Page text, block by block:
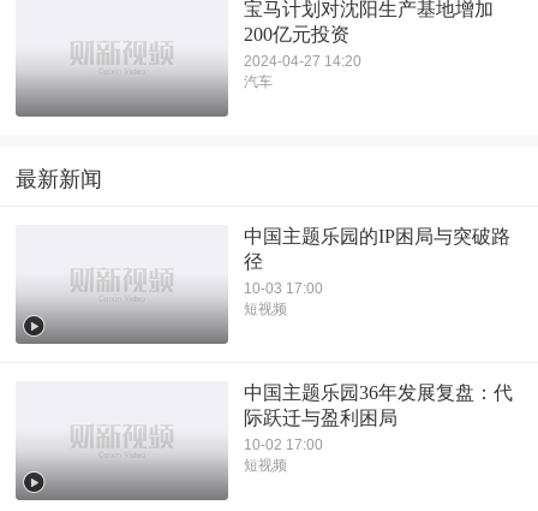
宝马计划对沈阳生产基地增加
200亿元投资
2024-04-27 14:20
汽车
最新新闻
中国主题乐园的IP困局与突破路
径
10-03 17:00
短视频
中国主题乐园36年发展复盘：代
际跃迁与盈利困局
10-02 17:00
短视频